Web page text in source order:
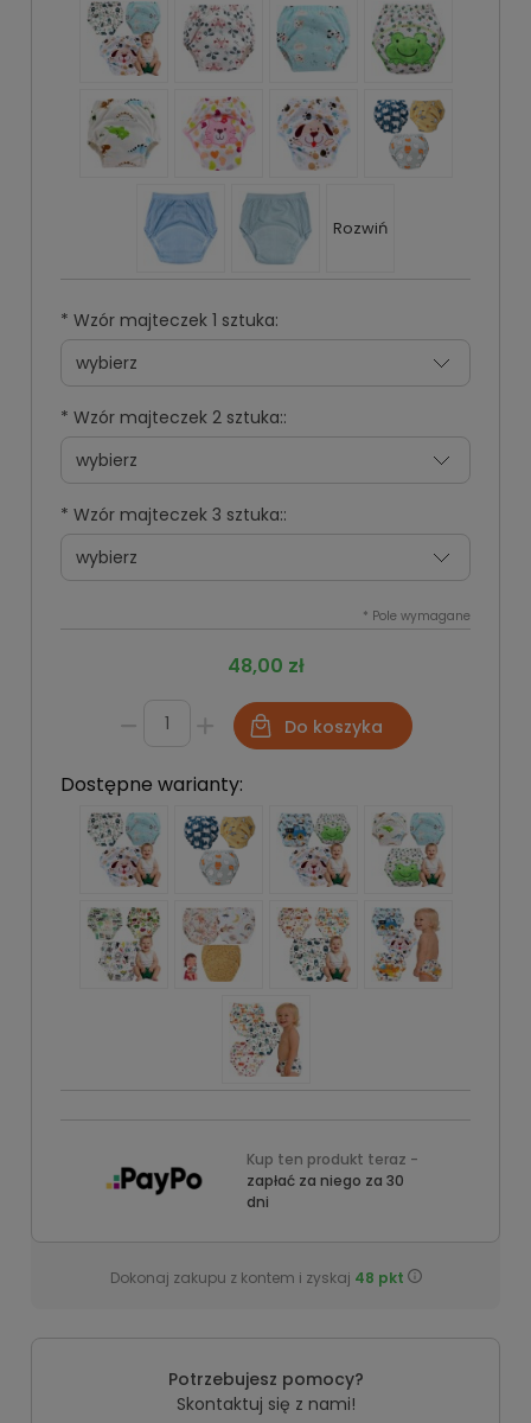
Rozwiń
* Wzór majteczek 1 sztuka:
* Wzór majteczek 2 sztuka::
* Wzór majteczek 3 sztuka::
* Pole wymagane
48,00 zł
Do koszyka
Dostępne warianty:
Kup ten produkt teraz -
zapłać za niego za 30
dni
Dokonaj zakupu z kontem i zyskaj 48 pkt
Potrzebujesz pomocy?
Skontaktuj się z nami!